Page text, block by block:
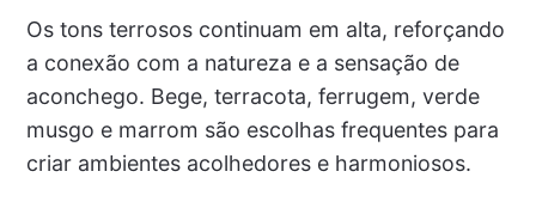
Os tons terrosos continuam em alta, reforçando
a conexão com a natureza e a sensação de
aconchego. Bege, terracota, ferrugem, verde
musgo e marrom são escolhas frequentes para
criar ambientes acolhedores e harmoniosos.